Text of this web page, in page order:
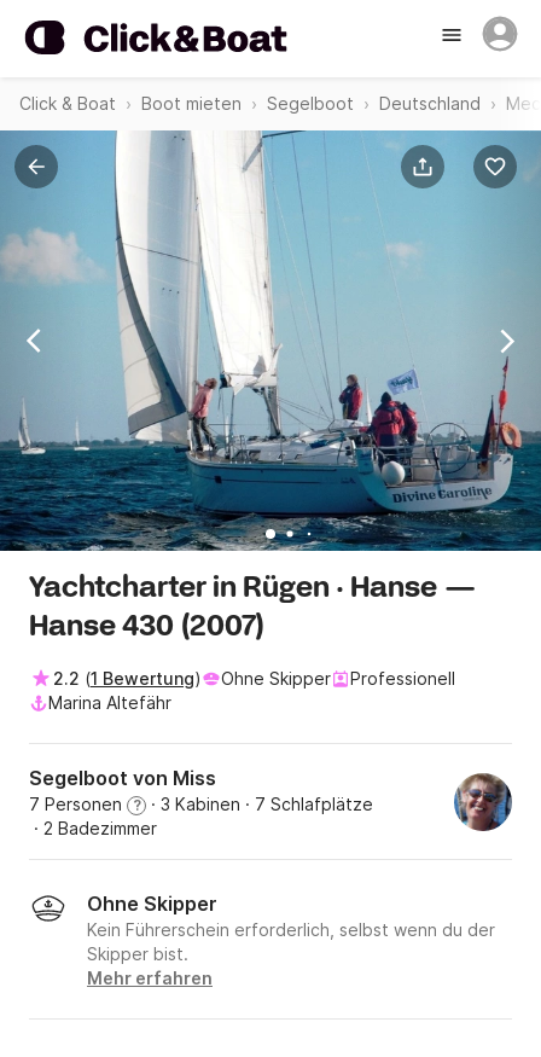
Click & Boat Boot mieten Segelboot Deutschland
Yachtcharter in Rügen · Hanse —
Hanse 430 (2007)
2.2 (1 Bewertung) Ohne Skipper
Professionell
Marina Altefähr
Segelboot von Miss
7 Personen ? · 3 Kabinen · 7 Schlafplätze
· 2 Badezimmer
Ohne Skipper
Kein Führerschein erforderlich, selbst wenn du der
Skipper bist.
Mehr erfahren